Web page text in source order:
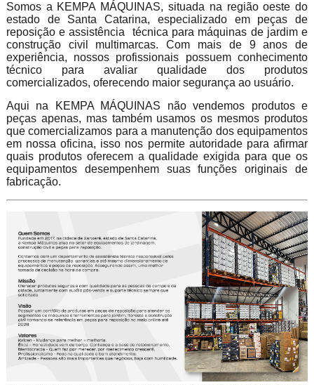
Somos a KEMPA MÁQUINAS, situada na região oeste do
estado de Santa Catarina, especializado em peças de
reposição e assistência técnica para máquinas de jardim e
construção civil multimarcas. Com mais de 9 anos de
experiência, nossos profissionais possuem conhecimento
técnico para avaliar qualidade dos produtos
comercializados, oferecendo maior segurança ao usuário.
Aqui na KEMPA MÁQUINAS não vendemos produtos e
peças apenas, mas também usamos os mesmos produtos
que comercializamos para a manutenção dos equipamentos
em nossa oficina, isso nos permite autoridade para afirmar
quais produtos oferecem a qualidade exigida para que os
equipamentos desempenhem suas funções originais de
fabricação.